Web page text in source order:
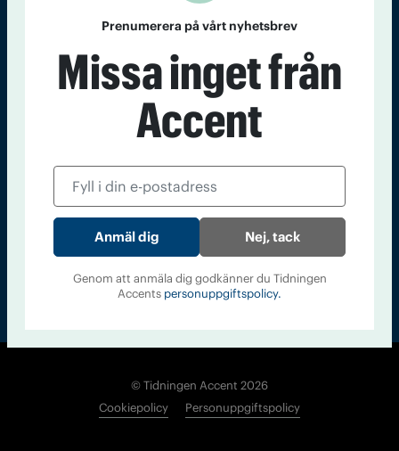
Kontakt Om Tidningen Tidningsarkiv In English
Läs tidigare
Accent
© Tidningen Accent 2026
Cookiepolicy
Personuppgiftspolicy
Prenumerera på vårt nyhetsbrev
Missa inget från
Accent
Nej, tack
Genom att anmäla dig godkänner du Tidningen
Accents personuppgiftspolicy.